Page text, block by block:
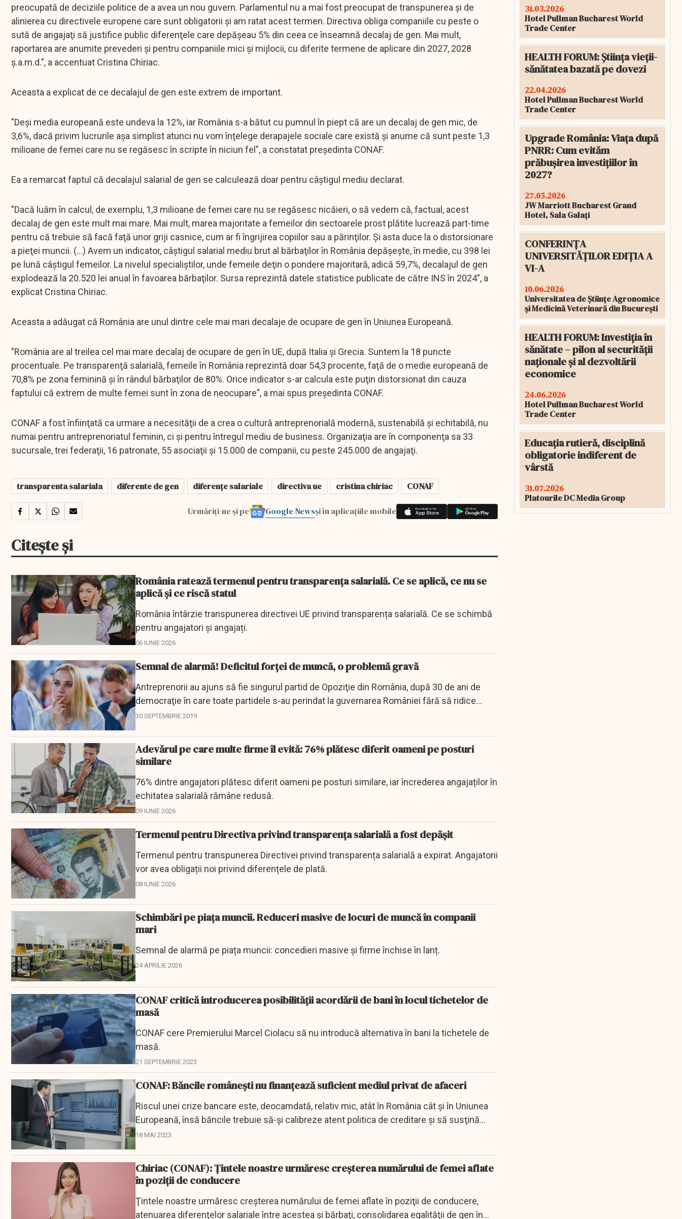
preocupată de deciziile politice de a avea un nou guvern. Parlamentul nu a mai fost preocupat de transpunerea şi de
alinierea cu directivele europene care sunt obligatorii şi am ratat acest termen. Directiva obliga companiile cu peste o
sută de angajaţi să justifice public diferenţele care depăşeau 5% din ceea ce înseamnă decalaj de gen. Mai mult,
raportarea are anumite prevederi şi pentru companiile mici şi mijlocii, cu diferite termene de aplicare din 2027, 2028
ş.a.m.d.", a accentuat Cristina Chiriac.
Aceasta a explicat de ce decalajul de gen este extrem de important.
"Deşi media europeană este undeva la 12%, iar România s-a bătut cu pumnul în piept că are un decalaj de gen mic, de
3,6%, dacă privim lucrurile aşa simplist atunci nu vom înţelege derapajele sociale care există şi anume că sunt peste 1,3
milioane de femei care nu se regăsesc în scripte în niciun fel", a constatat preşedinta CONAF.
Ea a remarcat faptul că decalajul salarial de gen se calculează doar pentru câştigul mediu declarat.
"Dacă luăm în calcul, de exemplu, 1,3 milioane de femei care nu se regăsesc nicăieri, o să vedem că, factual, acest
decalaj de gen este mult mai mare. Mai mult, marea majoritate a femeilor din sectoarele prost plătite lucrează part-time
pentru că trebuie să facă faţă unor griji casnice, cum ar fi îngrijirea copiilor sau a părinţilor. Şi asta duce la o distorsionare
a pieţei muncii. (...) Avem un indicator, câştigul salarial mediu brut al bărbaţilor în România depăşeşte, în medie, cu 398 lei
pe lună câştigul femeilor. La nivelul specialiştilor, unde femeile deţin o pondere majoritară, adică 59,7%, decalajul de gen
explodează la 20.520 lei anual în favoarea bărbaţilor. Sursa reprezintă datele statistice publicate de către INS în 2024", a
explicat Cristina Chiriac.
Aceasta a adăugat că România are unul dintre cele mai mari decalaje de ocupare de gen în Uniunea Europeană.
"România are al treilea cel mai mare decalaj de ocupare de gen în UE, după Italia şi Grecia. Suntem la 18 puncte
procentuale. Pe transparenţă salarială, femeile în România reprezintă doar 54,3 procente, faţă de o medie europeană de
70,8% pe zona feminină şi în rândul bărbaţilor de 80%. Orice indicator s-ar calcula este puţin distorsionat din cauza
faptului că extrem de multe femei sunt în zona de neocupare", a mai spus preşedinta CONAF.
CONAF a fost înfiinţată ca urmare a necesităţii de a crea o cultură antreprenorială modernă, sustenabilă şi echitabilă, nu
numai pentru antreprenoriatul feminin, ci şi pentru întregul mediu de business. Organizaţia are în componenţa sa 33
sucursale, trei federaţii, 16 patronate, 55 asociaţii şi 15.000 de companii, cu peste 245.000 de angajaţi.
transparenta salariala diferente de gen diferențe salariale directiva ue cristina chiriac CONAF
Urmăriți-ne și pe Google Newsși în aplicațiile mobile
Citește și
România ratează termenul pentru transparența salarială. Ce se aplică, ce nu se
aplică și ce riscă statul
România întârzie transpunerea directivei UE privind transparența salarială. Ce se schimbă
pentru angajatori și angajați.
06 IUNIE 2026
Semnal de alarmă! Deficitul forței de muncă, o problemă gravă
Antreprenorii au ajuns să fie singurul partid de Opoziţie din România, după 30 de ani de
democraţie în care toate partidele s-au perindat la guvernarea României fără să ridice
nivelul de...
30 SEPTEMBRIE 2019
Adevărul pe care multe firme îl evită: 76% plătesc diferit oameni pe posturi
similare
76% dintre angajatori plătesc diferit oameni pe posturi similare, iar încrederea angajaților în
echitatea salarială rămâne redusă.
09 IUNIE 2026
Termenul pentru Directiva privind transparența salarială a fost depășit
Termenul pentru transpunerea Directivei privind transparența salarială a expirat. Angajatorii
vor avea obligații noi privind diferențele de plată.
08 IUNIE 2026
Schimbări pe piaţa muncii. Reduceri masive de locuri de muncă în companii
mari
Semnal de alarmă pe piața muncii: concedieri masive și firme închise în lanț.
24 APRILIE 2026
CONAF critică introducerea posibilităţii acordării de bani în locul tichetelor de
masă
CONAF cere Premierului Marcel Ciolacu să nu introducă alternativa în bani la tichetele de
masă.
21 SEPTEMBRIE 2023
CONAF: Băncile româneşti nu finanţează suficient mediul privat de afaceri
Riscul unei crize bancare este, deocamdată, relativ mic, atât în România cât şi în Uniunea
Europeană, însă băncile trebuie să-şi calibreze atent politica de creditare şi să susţină...
18 MAI 2023
Chiriac (CONAF): Ţintele noastre urmăresc creşterea numărului de femei aflate
în poziţii de conducere
Ţintele noastre urmăresc creşterea numărului de femei aflate în poziţii de conducere,
atenuarea diferenţelor salariale între acestea şi bărbaţi, consolidarea egalităţii de gen în
31.03.2026
Hotel Pullman Bucharest World
Trade Center
HEALTH FORUM: Știința vieții-
sănătatea bazată pe dovezi
22.04.2026
Hotel Pullman Bucharest World
Trade Center
Upgrade România: Viața după
PNRR: Cum evităm
prăbușirea investițiilor în
2027?
27.05.2026
JW Marriott Bucharest Grand
Hotel, Sala Galați
CONFERINȚA
UNIVERSITĂȚILOR EDIȚIA A
VI-A
10.06.2026
Universitatea de Științe Agronomice
și Medicină Veterinară din București
HEALTH FORUM: Investiția în
sănătate – pilon al securității
naționale și al dezvoltării
economice
24.06.2026
Hotel Pullman Bucharest World
Trade Center
Educația rutieră, disciplină
obligatorie indiferent de
vârstă
31.07.2026
Platourile DC Media Group